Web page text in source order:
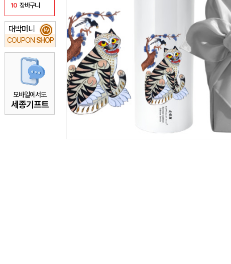
10 장바구니
대박머니
COUPON SHOP
₩
모바일에서도
세종기프트